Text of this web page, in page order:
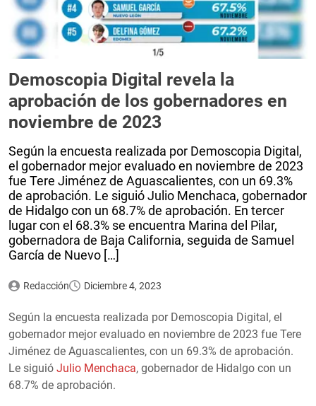
Demoscopia Digital revela la
aprobación de los gobernadores en
noviembre de 2023
Según la encuesta realizada por Demoscopia Digital,
el gobernador mejor evaluado en noviembre de 2023
fue Tere Jiménez de Aguascalientes, con un 69.3%
de aprobación. Le siguió Julio Menchaca, gobernador
de Hidalgo con un 68.7% de aprobación. En tercer
lugar con el 68.3% se encuentra Marina del Pilar,
gobernadora de Baja California, seguida de Samuel
García de Nuevo […]
Redacción Diciembre 4, 2023
Según la encuesta realizada por Demoscopia Digital, el
gobernador mejor evaluado en noviembre de 2023 fue Tere
Jiménez de Aguascalientes, con un 69.3% de aprobación.
Le siguió Julio Menchaca, gobernador de Hidalgo con un
68.7% de aprobación.